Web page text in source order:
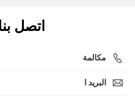
اتصل
مكالمة
البريد ا